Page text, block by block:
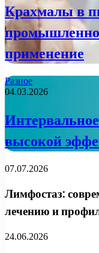
Крахмалы в
применение
Разное
04.03.2026
высокой
07.07.2026
Лимфостаз:
лечению и
24.06.2026